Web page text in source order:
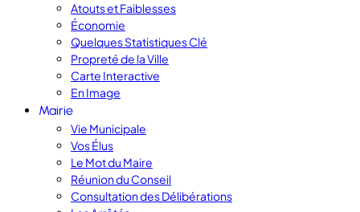
Atouts et Faiblesses
Économie
Quelques Statistiques Clé
Propreté de la Ville
Carte Interactive
En Image
Mairie
Vie Municipale
Vos Élus
Le Mot du Maire
Réunion du Conseil
Consultation des Délibérations